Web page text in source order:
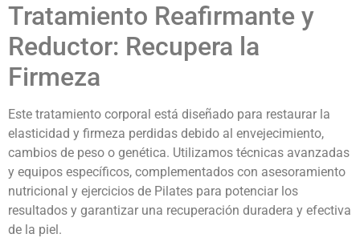
Tratamiento Reafirmante y
Reductor: Recupera la
Firmeza
Este tratamiento corporal está diseñado para restaurar la
elasticidad y firmeza perdidas debido al envejecimiento,
cambios de peso o genética. Utilizamos técnicas avanzadas
y equipos específicos, complementados con asesoramiento
nutricional y ejercicios de Pilates para potenciar los
resultados y garantizar una recuperación duradera y efectiva
de la piel.